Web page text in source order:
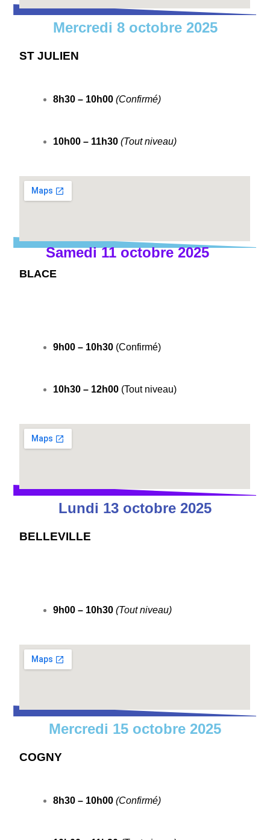
Mercredi 8 octobre 2025
ST JULIEN
8h30 – 10h00(Confirmé)
10h00 – 11h30(Tout niveau)
Samedi 11 octobre 2025
BLACE
9h00 – 10h30 (Confirmé)
10h30 – 12h00 (Tout niveau)
Lundi 13 octobre 2025
BELLEVILLE
9h00 – 10h30(Tout niveau)
Mercredi 15 octobre 2025
COGNY
8h30 – 10h00(Confirmé)